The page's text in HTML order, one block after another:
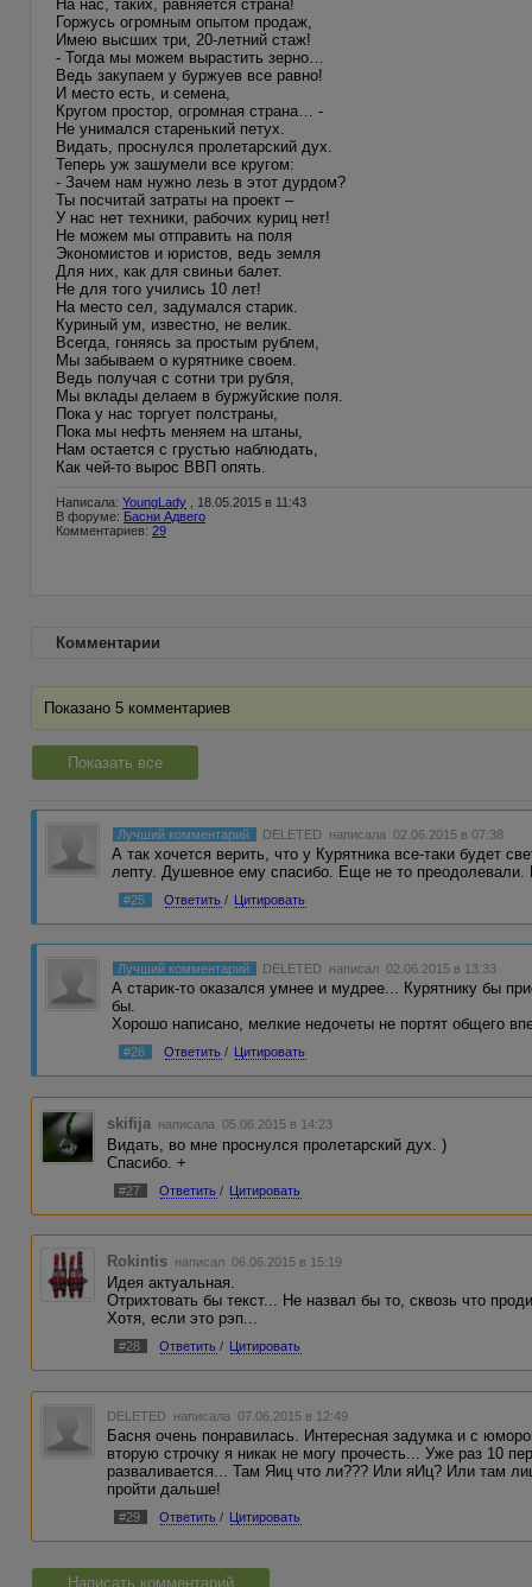
На нас, таких, равняется страна!
Горжусь огромным опытом продаж,
Имею высших три, 20-летний стаж!
- Тогда мы можем вырастить зерно…
Ведь закупаем у буржуев все равно!
И место есть, и семена,
Кругом простор, огромная страна… -
Не унимался старенький петух.
Видать, проснулся пролетарский дух.
Теперь уж зашумели все кругом:
- Зачем нам нужно лезь в этот дурдом?
Ты посчитай затраты на проект –
У нас нет техники, рабочих куриц нет!
Не можем мы отправить на поля
Экономистов и юристов, ведь земля
Для них, как для свиньи балет.
Не для того учились 10 лет!
На место сел, задумался старик.
Куриный ум, известно, не велик.
Всегда, гоняясь за простым рублем,
Мы забываем о курятнике своем.
Ведь получая с сотни три рубля,
Мы вклады делаем в буржуйские поля.
Пока у нас торгует полстраны,
Пока мы нефть меняем на штаны,
Нам остается с грустью наблюдать,
Как чей-то вырос ВВП опять.
Написала: YoungLady , 18.05.2015 в 11:43
В форуме: Басни Адвего
Комментариев: 29
Комментарии
Показано 5 комментариев
Показать все
Лучший комментарий DELETED написала 02.06.2015 в 07:38
А так хочется верить, что у Курятника все-таки будет
лепту. Душевное ему спасибо. Еще не то
#25 Ответить / Цитировать
Лучший комментарий DELETED написал 02.06.2015 в 13:33
А старик-то оказался умнее и мудрее... Курятнику бы
бы.
Хорошо написано, мелкие недочеты не портят общего
#26 Ответить / Цитировать
skifija написала 05.06.2015 в 14:23
Видать, во мне проснулся пролетарский дух. )
Спасибо. +
#27 Ответить / Цитировать
Rokintis написал 06.06.2015 в 15:19
Идея актуальная.
Отрихтовать бы текст... Не назвал бы то, сквозь что
Хотя, если это рэп...
#28 Ответить / Цитировать
DELETED написала 07.06.2015 в 12:49
Басня очень понравилась. Интересная задумка и с
вторую строчку я никак не могу прочесть... Уже раз 10
разваливается... Там Яиц что ли??? Или яИц? Или там
пройти дальше!
#29 Ответить / Цитировать
Написать комментарий